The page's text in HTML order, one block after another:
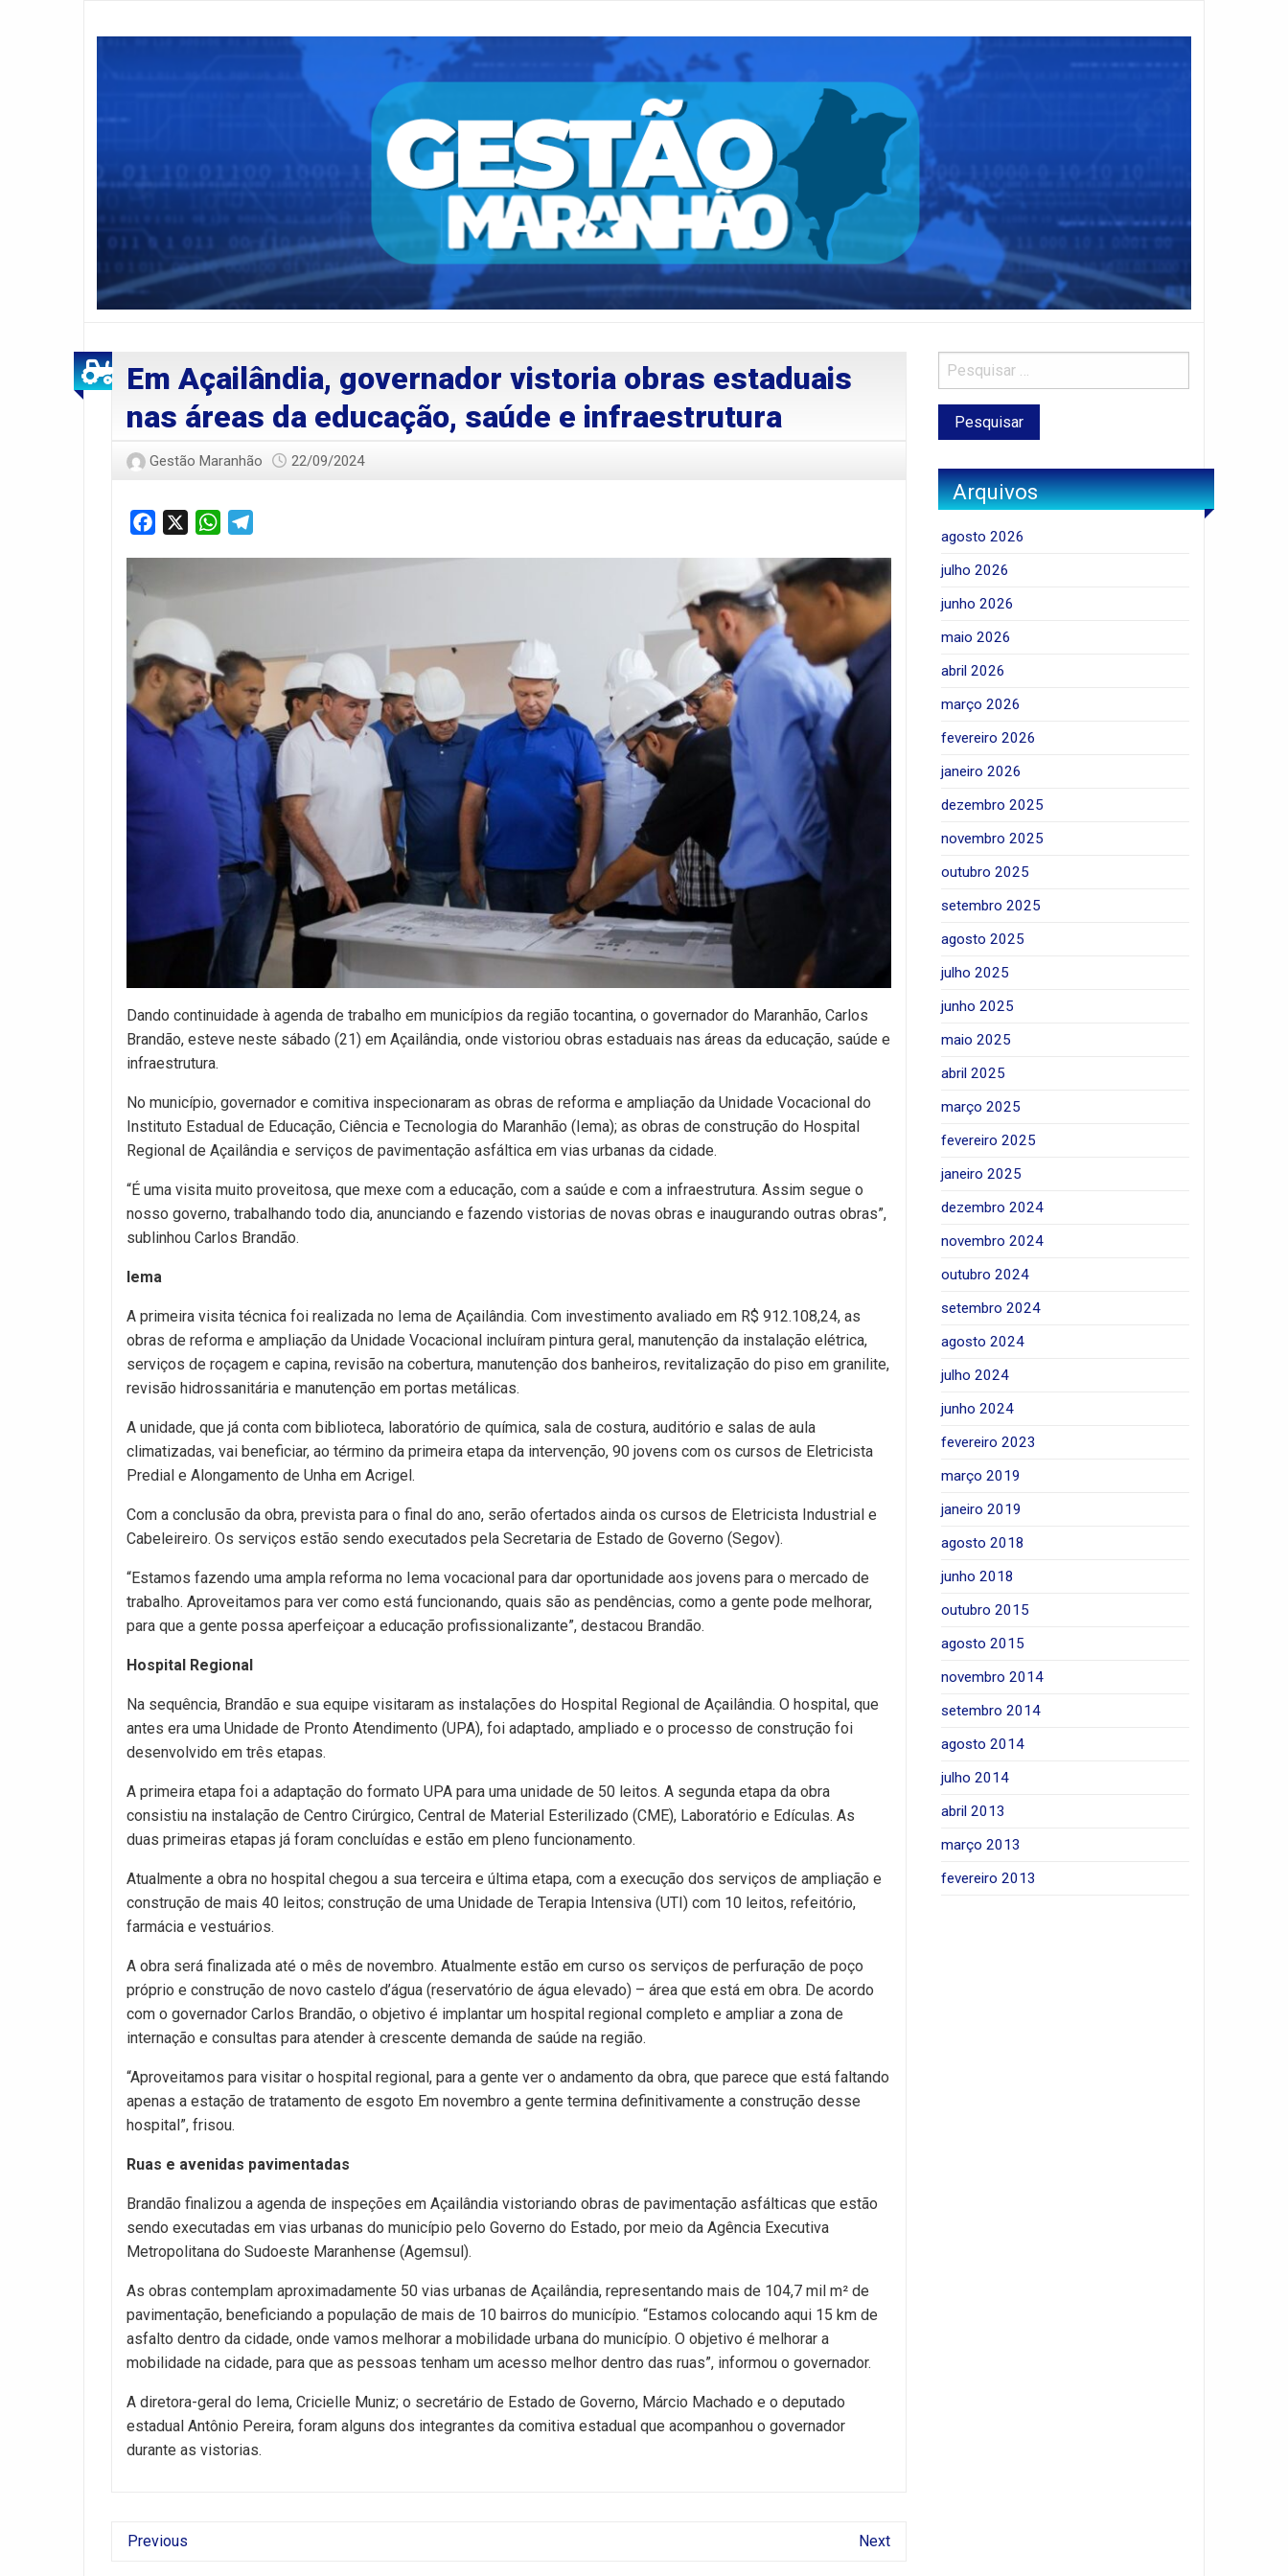
Em Açailândia, governador vistoria obras estaduais
nas áreas da educação, saúde e infraestrutura
Gestão Maranhão 22/09/2024
Facebook WhatsApp
Dando continuidade à agenda de trabalho em municípios da região tocantina, o governador do Maranhão, Carlos
Brandão, esteve neste sábado (21) em Açailândia, onde vistoriou obras estaduais nas áreas da educação, saúde e
infraestrutura.
No município, governador e comitiva inspecionaram as obras de reforma e ampliação da Unidade Vocacional do
Instituto Estadual de Educação, Ciência e Tecnologia do Maranhão (Iema); as obras de construção do Hospital
Regional de Açailândia e serviços de pavimentação asfáltica em vias urbanas da cidade.
“É uma visita muito proveitosa, que mexe com a educação, com a saúde e com a infraestrutura. Assim segue o
nosso governo, trabalhando todo dia, anunciando e fazendo vistorias de novas obras e inaugurando outras obras”,
sublinhou Carlos Brandão.
Iema
A primeira visita técnica foi realizada no Iema de Açailândia. Com investimento avaliado em R$ 912.108,24, as
obras de reforma e ampliação da Unidade Vocacional incluíram pintura geral, manutenção da instalação elétrica,
serviços de roçagem e capina, revisão na cobertura, manutenção dos banheiros, revitalização do piso em granilite,
revisão hidrossanitária e manutenção em portas metálicas.
A unidade, que já conta com biblioteca, laboratório de química, sala de costura, auditório e salas de aula
climatizadas, vai beneficiar, ao término da primeira etapa da intervenção, 90 jovens com os cursos de Eletricista
Predial e Alongamento de Unha em Acrigel.
Com a conclusão da obra, prevista para o final do ano, serão ofertados ainda os cursos de Eletricista Industrial e
Cabeleireiro. Os serviços estão sendo executados pela Secretaria de Estado de Governo (Segov).
“Estamos fazendo uma ampla reforma no Iema vocacional para dar oportunidade aos jovens para o mercado de
trabalho. Aproveitamos para ver como está funcionando, quais são as pendências, como a gente pode melhorar,
para que a gente possa aperfeiçoar a educação profissionalizante”, destacou Brandão.
Hospital Regional
Na sequência, Brandão e sua equipe visitaram as instalações do Hospital Regional de Açailândia. O hospital, que
antes era uma Unidade de Pronto Atendimento (UPA), foi adaptado, ampliado e o processo de construção foi
desenvolvido em três etapas.
A primeira etapa foi a adaptação do formato UPA para uma unidade de 50 leitos. A segunda etapa da obra
consistiu na instalação de Centro Cirúrgico, Central de Material Esterilizado (CME), Laboratório e Edículas. As
duas primeiras etapas já foram concluídas e estão em pleno funcionamento.
Atualmente a obra no hospital chegou a sua terceira e última etapa, com a execução dos serviços de ampliação e
construção de mais 40 leitos; construção de uma Unidade de Terapia Intensiva (UTI) com 10 leitos, refeitório,
farmácia e vestuários.
A obra será finalizada até o mês de novembro. Atualmente estão em curso os serviços de perfuração de poço
próprio e construção de novo castelo d’água (reservatório de água elevado) – área que está em obra. De acordo
com o governador Carlos Brandão, o objetivo é implantar um hospital regional completo e ampliar a zona de
internação e consultas para atender à crescente demanda de saúde na região.
“Aproveitamos para visitar o hospital regional, para a gente ver o andamento da obra, que parece que está faltando
apenas a estação de tratamento de esgoto Em novembro a gente termina definitivamente a construção desse
hospital”, frisou.
Ruas e avenidas pavimentadas
Brandão finalizou a agenda de inspeções em Açailândia vistoriando obras de pavimentação asfálticas que estão
sendo executadas em vias urbanas do município pelo Governo do Estado, por meio da Agência Executiva
Metropolitana do Sudoeste Maranhense (Agemsul).
As obras contemplam aproximadamente 50 vias urbanas de Açailândia, representando mais de 104,7 mil m² de
pavimentação, beneficiando a população de mais de 10 bairros do município. “Estamos colocando aqui 15 km de
asfalto dentro da cidade, onde vamos melhorar a mobilidade urbana do município. O objetivo é melhorar a
mobilidade na cidade, para que as pessoas tenham um acesso melhor dentro das ruas”, informou o governador.
A diretora-geral do Iema, Cricielle Muniz; o secretário de Estado de Governo, Márcio Machado e o deputado
estadual Antônio Pereira, foram alguns dos integrantes da comitiva estadual que acompanhou o governador
durante as vistorias.
Previous Next
Arquivos
agosto 2026
julho 2026
junho 2026
maio 2026
abril 2026
março 2026
fevereiro 2026
janeiro 2026
dezembro 2025
novembro 2025
outubro 2025
setembro 2025
agosto 2025
julho 2025
junho 2025
maio 2025
abril 2025
março 2025
fevereiro 2025
janeiro 2025
dezembro 2024
novembro 2024
outubro 2024
setembro 2024
agosto 2024
julho 2024
junho 2024
fevereiro 2023
março 2019
janeiro 2019
agosto 2018
junho 2018
outubro 2015
agosto 2015
novembro 2014
setembro 2014
agosto 2014
julho 2014
abril 2013
março 2013
fevereiro 2013